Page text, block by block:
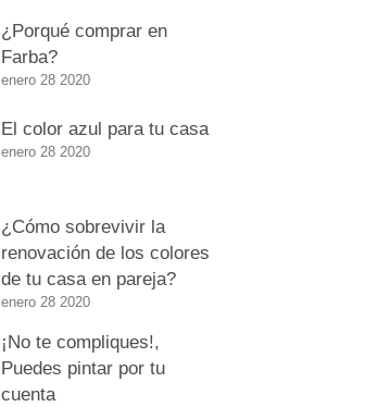
¿Porqué comprar en
Farba?
enero 28 2020
El color azul para tu casa
enero 28 2020
¿Cómo sobrevivir la
renovación de los colores
de tu casa en pareja?
enero 28 2020
¡No te compliques!,
Puedes pintar por tu
cuenta